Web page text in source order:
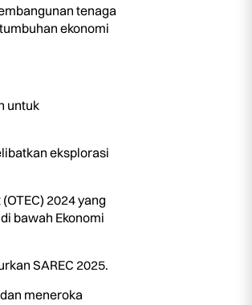
tenaga
ekonomi
untuk
eksplorasi
2024 yang
bawah Ekonomi
SAREC 2025.
meneroka